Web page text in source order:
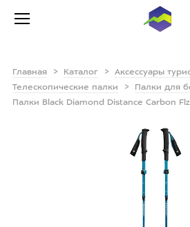
Главная Каталог
Аксессуары
Телескопические палки
Палки для
Палки Black Diamond Distance Carbon